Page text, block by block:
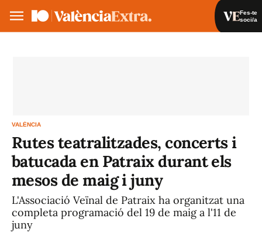
Fes-te
soci/a
VALÈNCIA
Rutes teatralitzades, concerts i
batucada en Patraix durant els
mesos de maig i juny
L'Associació Veïnal de Patraix ha organitzat una
completa programació del 19 de maig a l'11 de
juny